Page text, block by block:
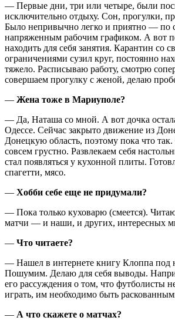
— Первые дни, три или четыре, были
исключительно отдыху. Сон, прогулки,
Было непривычно легко и приятно — по
напряженным рабочим графиком. А вот
находить для себя занятия. Карантин со
ограничениями сузил круг, постоянно
тяжело. Расписываю работу, смотрю
совершаем прогулку с женой, делаю
— Жена тоже в Мариуполе?
— Да, Наташа со мной. А вот дочка
Одессе. Сейчас закрыто движение из
Донецкую область, поэтому пока что
совсем грустно. Развлекаем себя
стал появляться у кухонной плиты.
спагетти, мясо.
— Хобби себе еще не придумали?
— Пока только куховарю (смеется).
матчи — и наши, и других, интересных
— Что читаете?
— Нашел в интернете книгу Клоппа под
Пошумим. Делаю для себя выводы.
его рассуждения о том, что футболисты
играть, им необходимо быть
— А что скажете о матчах?